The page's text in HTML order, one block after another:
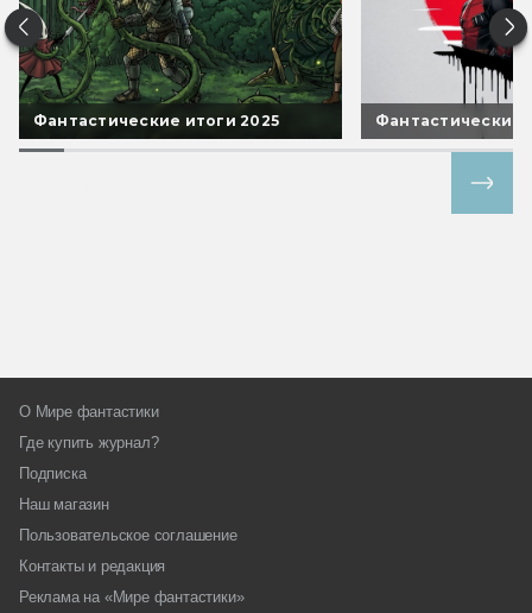
Фантастические итоги 2025 Фантастические
О Мире фантастики
Где купить журнал?
Подписка
Наш магазин
Пользовательское соглашение
Контакты и редакция
Реклама на «Мире фантастики»